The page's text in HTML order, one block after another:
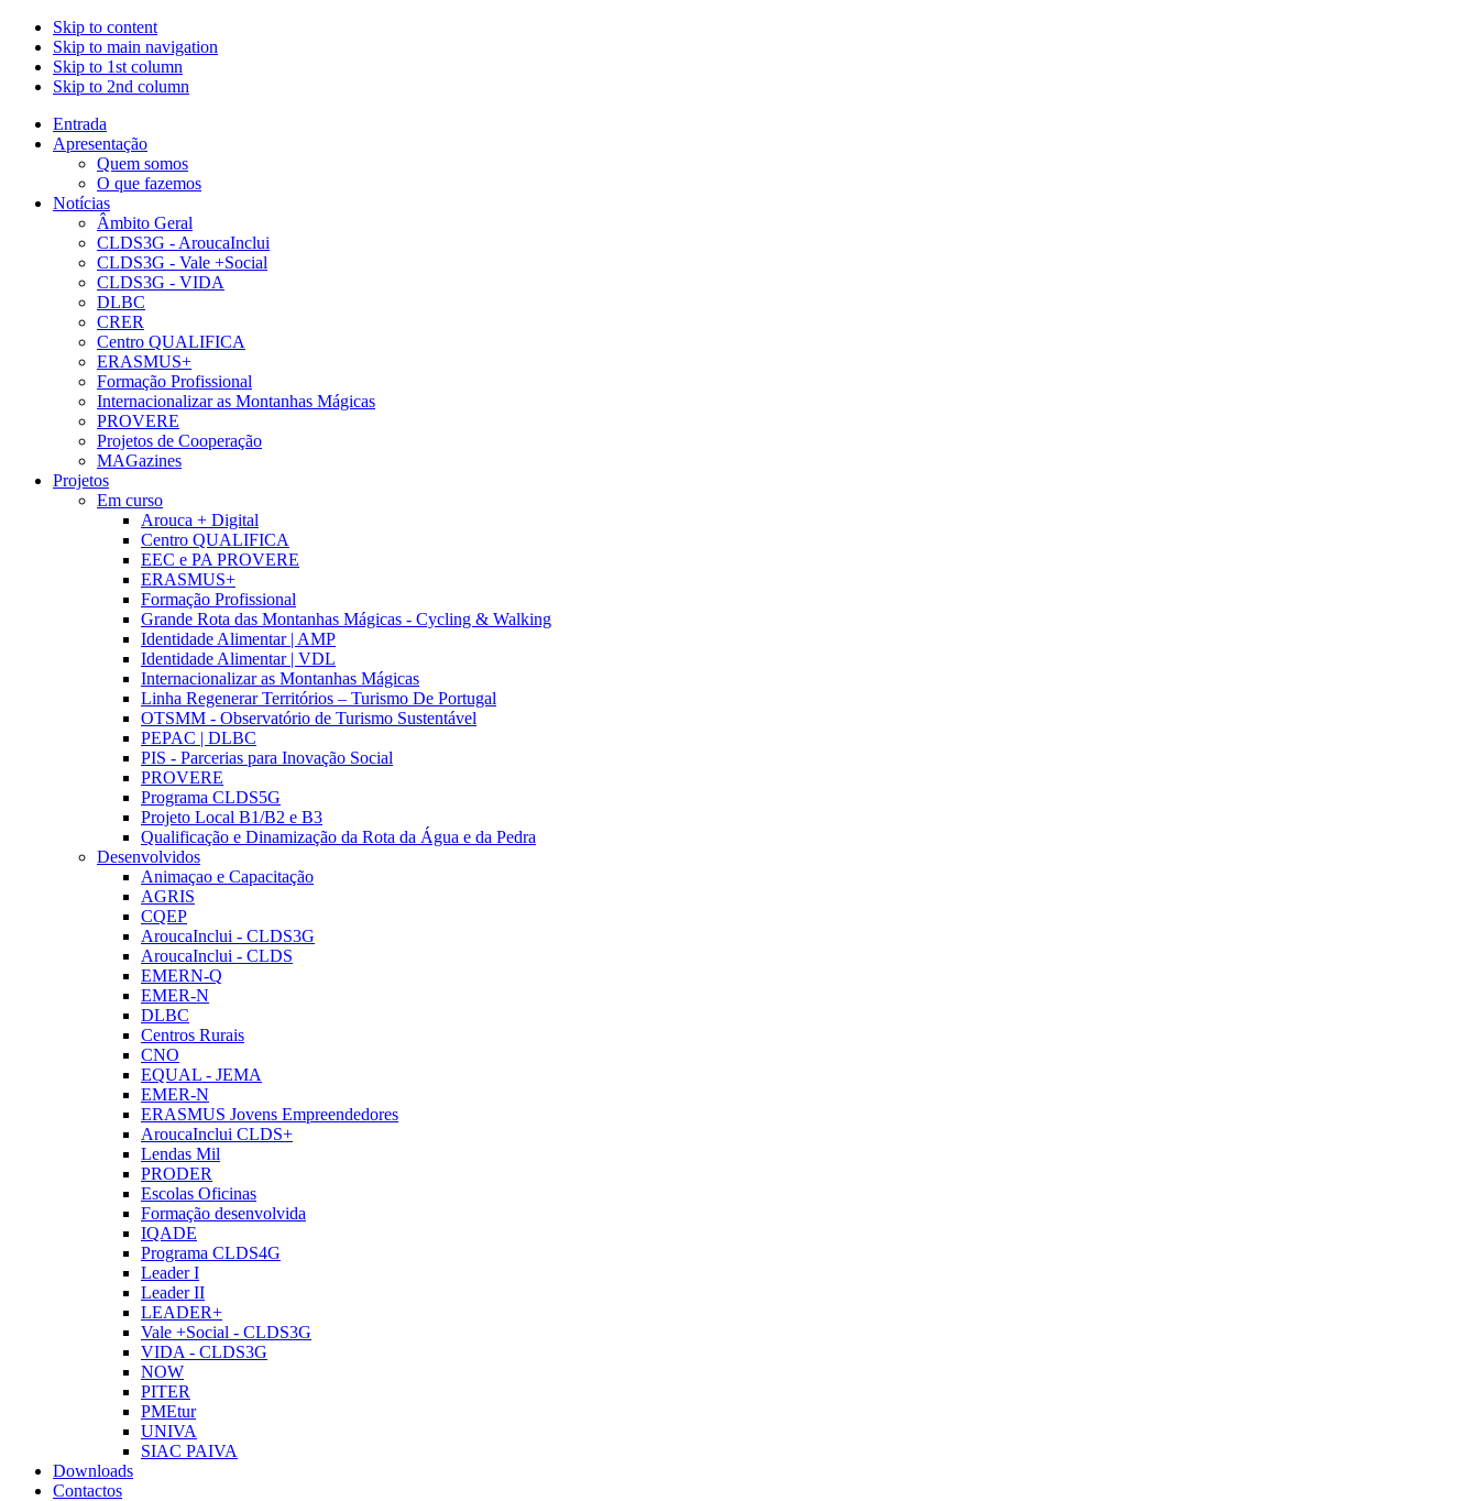
Skip to content
Skip to main navigation
Skip to 1st column
Skip to 2nd column
Entrada
Apresentação
Quem somos
O que fazemos
Notícias
Âmbito Geral
CLDS3G - AroucaInclui
CLDS3G - Vale +Social
CLDS3G - VIDA
DLBC
CRER
Centro QUALIFICA
ERASMUS+
Formação Profissional
Internacionalizar as Montanhas Mágicas
PROVERE
Projetos de Cooperação
MAGazines
Projetos
Em curso
Arouca + Digital
Centro QUALIFICA
EEC e PA PROVERE
ERASMUS+
Formação Profissional
Grande Rota das Montanhas Mágicas - Cycling & Walking
Identidade Alimentar | AMP
Identidade Alimentar | VDL
Internacionalizar as Montanhas Mágicas
Linha Regenerar Territórios – Turismo De Portugal
OTSMM - Observatório de Turismo Sustentável
PEPAC | DLBC
PIS - Parcerias para Inovação Social
PROVERE
Programa CLDS5G
Projeto Local B1/B2 e B3
Qualificação e Dinamização da Rota da Água e da Pedra
Desenvolvidos
Animaçao e Capacitação
AGRIS
CQEP
AroucaInclui - CLDS3G
AroucaInclui - CLDS
EMERN-Q
EMER-N
DLBC
Centros Rurais
CNO
EQUAL - JEMA
EMER-N
ERASMUS Jovens Empreendedores
AroucaInclui CLDS+
Lendas Mil
PRODER
Escolas Oficinas
Formação desenvolvida
IQADE
Programa CLDS4G
Leader I
Leader II
LEADER+
Vale +Social - CLDS3G
VIDA - CLDS3G
NOW
PITER
PMEtur
UNIVA
SIAC PAIVA
Downloads
Contactos